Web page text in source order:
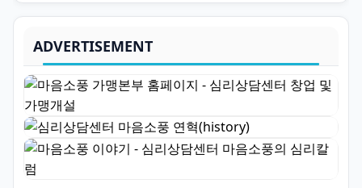
ADVERTISEMENT